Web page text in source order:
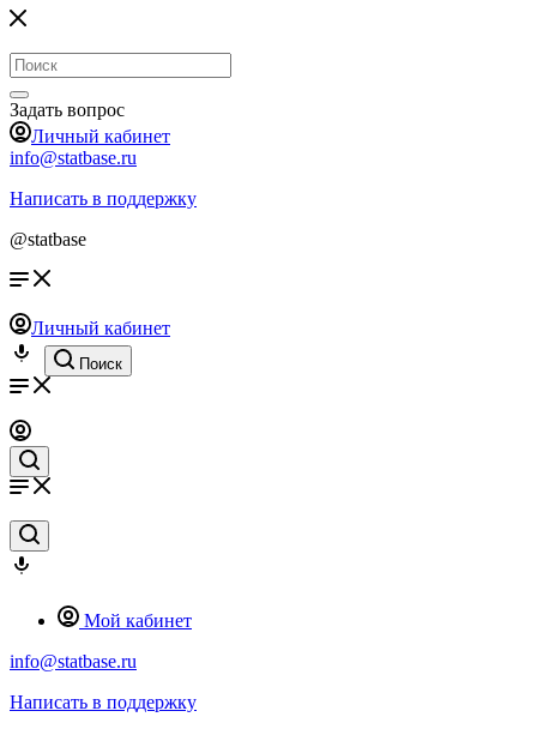
Задать вопрос
Личный кабинет
info@statbase.ru
Написать в поддержку
@statbase
Личный кабинет
Поиск
Мой кабинет
info@statbase.ru
Написать в поддержку